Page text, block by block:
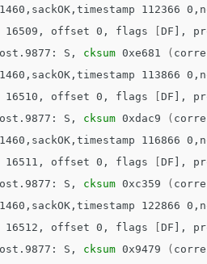
112366
16509, offset 0, flags
DF],
S, cksum 0xe681 (
113866
16510, offset 0, flags
DF],
S, cksum 0xdac9 (
116866
16511, offset 0, flags
DF],
S, cksum 0xc359 (
122866
16512, offset 0, flags
DF],
S, cksum 0x9479 (